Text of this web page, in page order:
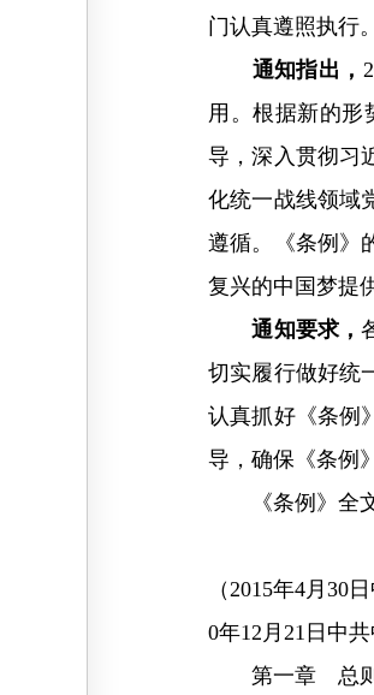
门认真遵照执行。
通知指出，
用。根据新的形
导，深入贯彻习
化统一战线领域
遵循。《条例》
复兴的中国梦提
通知要求，
切实履行做好统
认真抓好《条例
导，确保《条例
《条例》全文
（2015年4月
0年12月21日中共
第一章 总